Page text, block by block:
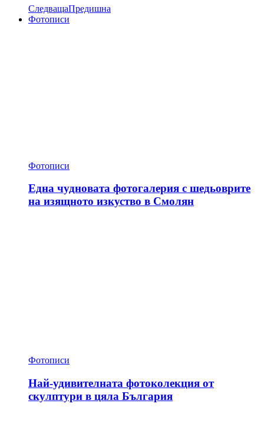
СледващаПредишна
Фотописи
Фотописи
Една чудновата фотогалерия с шедьоврите
на изящното изкуство в Смолян
Фотописи
Най-удивителната фотоколекция от
скулптури в цяла България